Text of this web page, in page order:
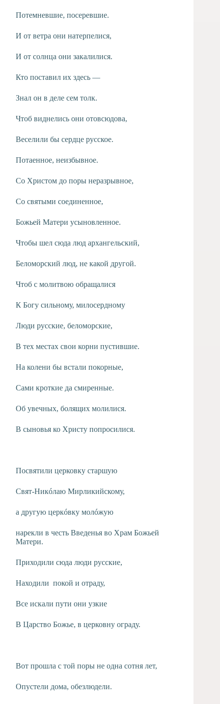
Потемневшие, посеревшие.
И от ветра они натерпелися,
И от солнца они закалилися.
Кто поставил их здесь —
Знал он в деле сем толк.
Чтоб виднелись они отовсюдова,
Веселили бы сердце русское.
Потаенное, неизбывное.
Со Христом до поры неразрывное,
Со святыми соединенное,
Божьей Матери усыновленное.
Чтобы шел сюда люд архангельский,
Беломорский люд, не какой другой.
Чтоб с молитвою обращалися
К Богу сильному, милосердному
Люди русские, беломорские,
В тех местах свои корни пустившие.
На колени бы встали покорные,
Сами кроткие да смиренные.
Об увечных, болящих молилися.
В сыновья ко Христу попросилися.
Посвятили церковку старшую
Свят-Никóлаю Мирликийскому,
а другую церкóвку молóжую
нарекли в честь Введенья во Храм Божьей
Матери.
Приходили сюда люди русские,
Находили покой и отраду,
Все искали пути они узкие
В Царство Божье, в церковну ограду.
Вот прошла с той поры не одна сотня лет,
Опустели дома, обезлюдели.